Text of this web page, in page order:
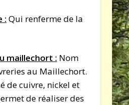
: Qui renferme de la
maillechort : Nom
au Maillechort.
de cuivre, nickel et
de réaliser des